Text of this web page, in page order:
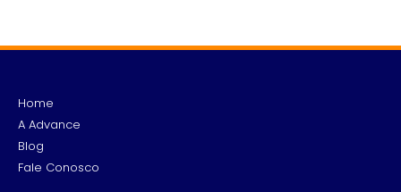
Home
A Advance
Blog
Fale Conosco